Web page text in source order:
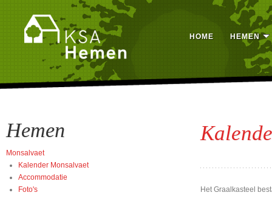
HOME HEMEN
Hemen
Monsalvaet
Kalender Monsalvaet
Accommodatie
Foto's
Het Graalkasteel